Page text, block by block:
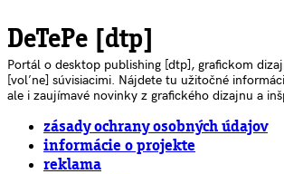
DeTePe [dtp]
Portál o desktop publishing [dtp], grafickom
[voľne] súvisiacimi. Nájdete tu užitočné
ale i zaujímavé novinky z grafického dizajnu a
zásady ochrany osobných údajov
informácie o projekte
reklama